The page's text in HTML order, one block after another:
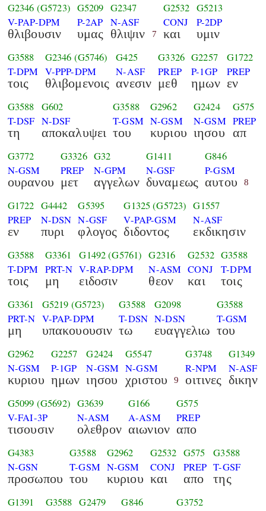
G2346 (G5723)
V-PAP-DPM
θλιβουσιν
G5209
P-2AP
υμας
G2347
N-ASF
θλιψιν 7
G2532
CONJ
και
G5213
P-2DP
υμιν
G3588
T-DPM
τοις
G2346 (G5746)
V-PPP-DPM
θλιβομενοις
G425
N-ASF
ανεσιν
G3326
PREP
μεθ
G2257
P-1GP
ημων
G1722
PREP
εν
G3588
T-DSF
τη
G602
N-DSF
αποκαλυψει
G3588
T-GSM
του
G2962
N-GSM
κυριου
G2424
N-GSM
ιησου
G575
PREP
απ
G3772
N-GSM
ουρανου
G3326
PREP
μετ
G32
N-GPM
αγγελων
G1411
N-GSF
δυναμεως
G846
P-GSM
αυτου 8
G1722
PREP
εν
G4442
N-DSN
πυρι
G5395
N-GSF
φλογος
G1325(G5723)
V-PAP-GSM
διδοντος
G1557
N-ASF
εκδικησιν
G3588
T-DPM
τοις
G3361
PRT-N
μη
G1492(G5761)
V-RAP-DPM
ειδοσιν
G2316
N-ASM
θεον
G2532
CONJ
και
G3588
T-DPM
τοις
G3361
PRT-N
μη
G5219 (G5723)
V-PAP-DPM
υπακουουσιν
G3588
T-DSN
τω
G2098
N-DSN
ευαγγελιω
G3588
T-GSM
του
G2962
N-GSM
κυριου
G2257
P-1GP
ημων
G2424
N-GSM
ιησου
G5547
N-GSM
χριστου 9
G3748
R-NPM
οιτινες
G1349
N-ASF
δικην
G5099 (G5692)
V-FAI-3P
τισουσιν
G3639
N-ASM
ολεθρον
G166
A-ASM
αιωνιον
G575
PREP
απο
G4383
N-GSN
προσωπου
G3588
T-GSM
του
G2962
N-GSM
κυριου
G2532
CONJ
και
G575
PREP
απο
G3588
T-GSF
της
G1391
G3588 G2479
G846
G3752